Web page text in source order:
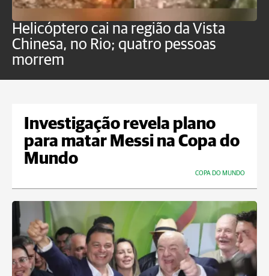
Helicóptero cai na região da Vista
Chinesa, no Rio; quatro pessoas
morrem
Investigação revela plano
para matar Messi na Copa do
Mundo
COPA DO MUNDO